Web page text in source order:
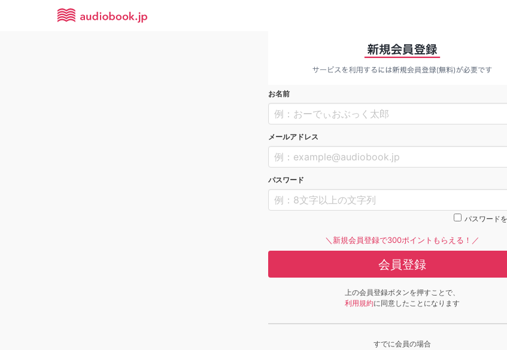
お名前
メールアドレス
パスワード
パスワード
＼新規会員登録で300ポイントもらえる！／
会員登録
上の会員登録ボタンを押すことで、
利用規約に同意したことになります
すでに会員の場合